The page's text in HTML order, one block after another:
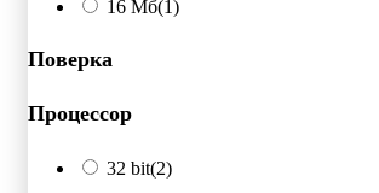
16 Мб(1)
Поверка
Процессор
32 bit(2)